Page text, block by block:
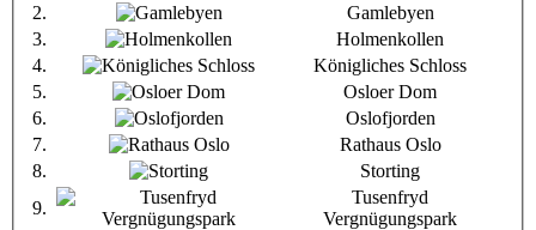
2.
Gamlebyen
3.
Holmenkollen
4.
Königliches Schloss
5.
Osloer Dom
6.
Oslofjorden
7.
Rathaus Oslo
8.
Storting
9.
Tusenfryd
Vergnügungspark